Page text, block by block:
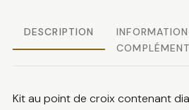
DESCRIPTION
Kit au point de croix contenant